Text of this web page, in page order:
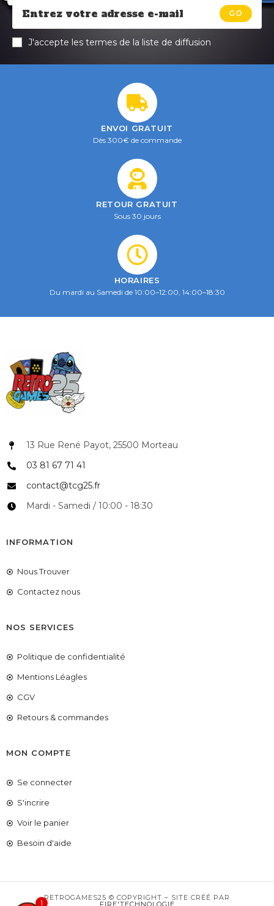
GO
J'accepte les termes de la liste de diffusion
ENVOI GRATUIT
Dès 300€ de commande
RETOUR GRATUIT
Sous 30 jours
HORAIRES
Du mardi au Samedi de 10:00–12:00, 14:00–18:30
13 Rue René Payot, 25500 Morteau
03 81 67 71 41
contact@tcg25.fr
Mardi - Samedi / 10:00 - 18:30
INFORMATION
Nous Trouver
Contactez nous
NOS SERVICES
Politique de confidentialité
Mentions Léagles
CGV
Retours & commandes
MON COMPTE
Se connecter
S'incrire
Voir le panier
Besoin d'aide
RETROGAMES25 © COPYRIGHT – SITE CRÉÉ PAR
COUPONX2884463802
1